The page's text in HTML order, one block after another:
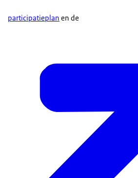
participatieplan en de